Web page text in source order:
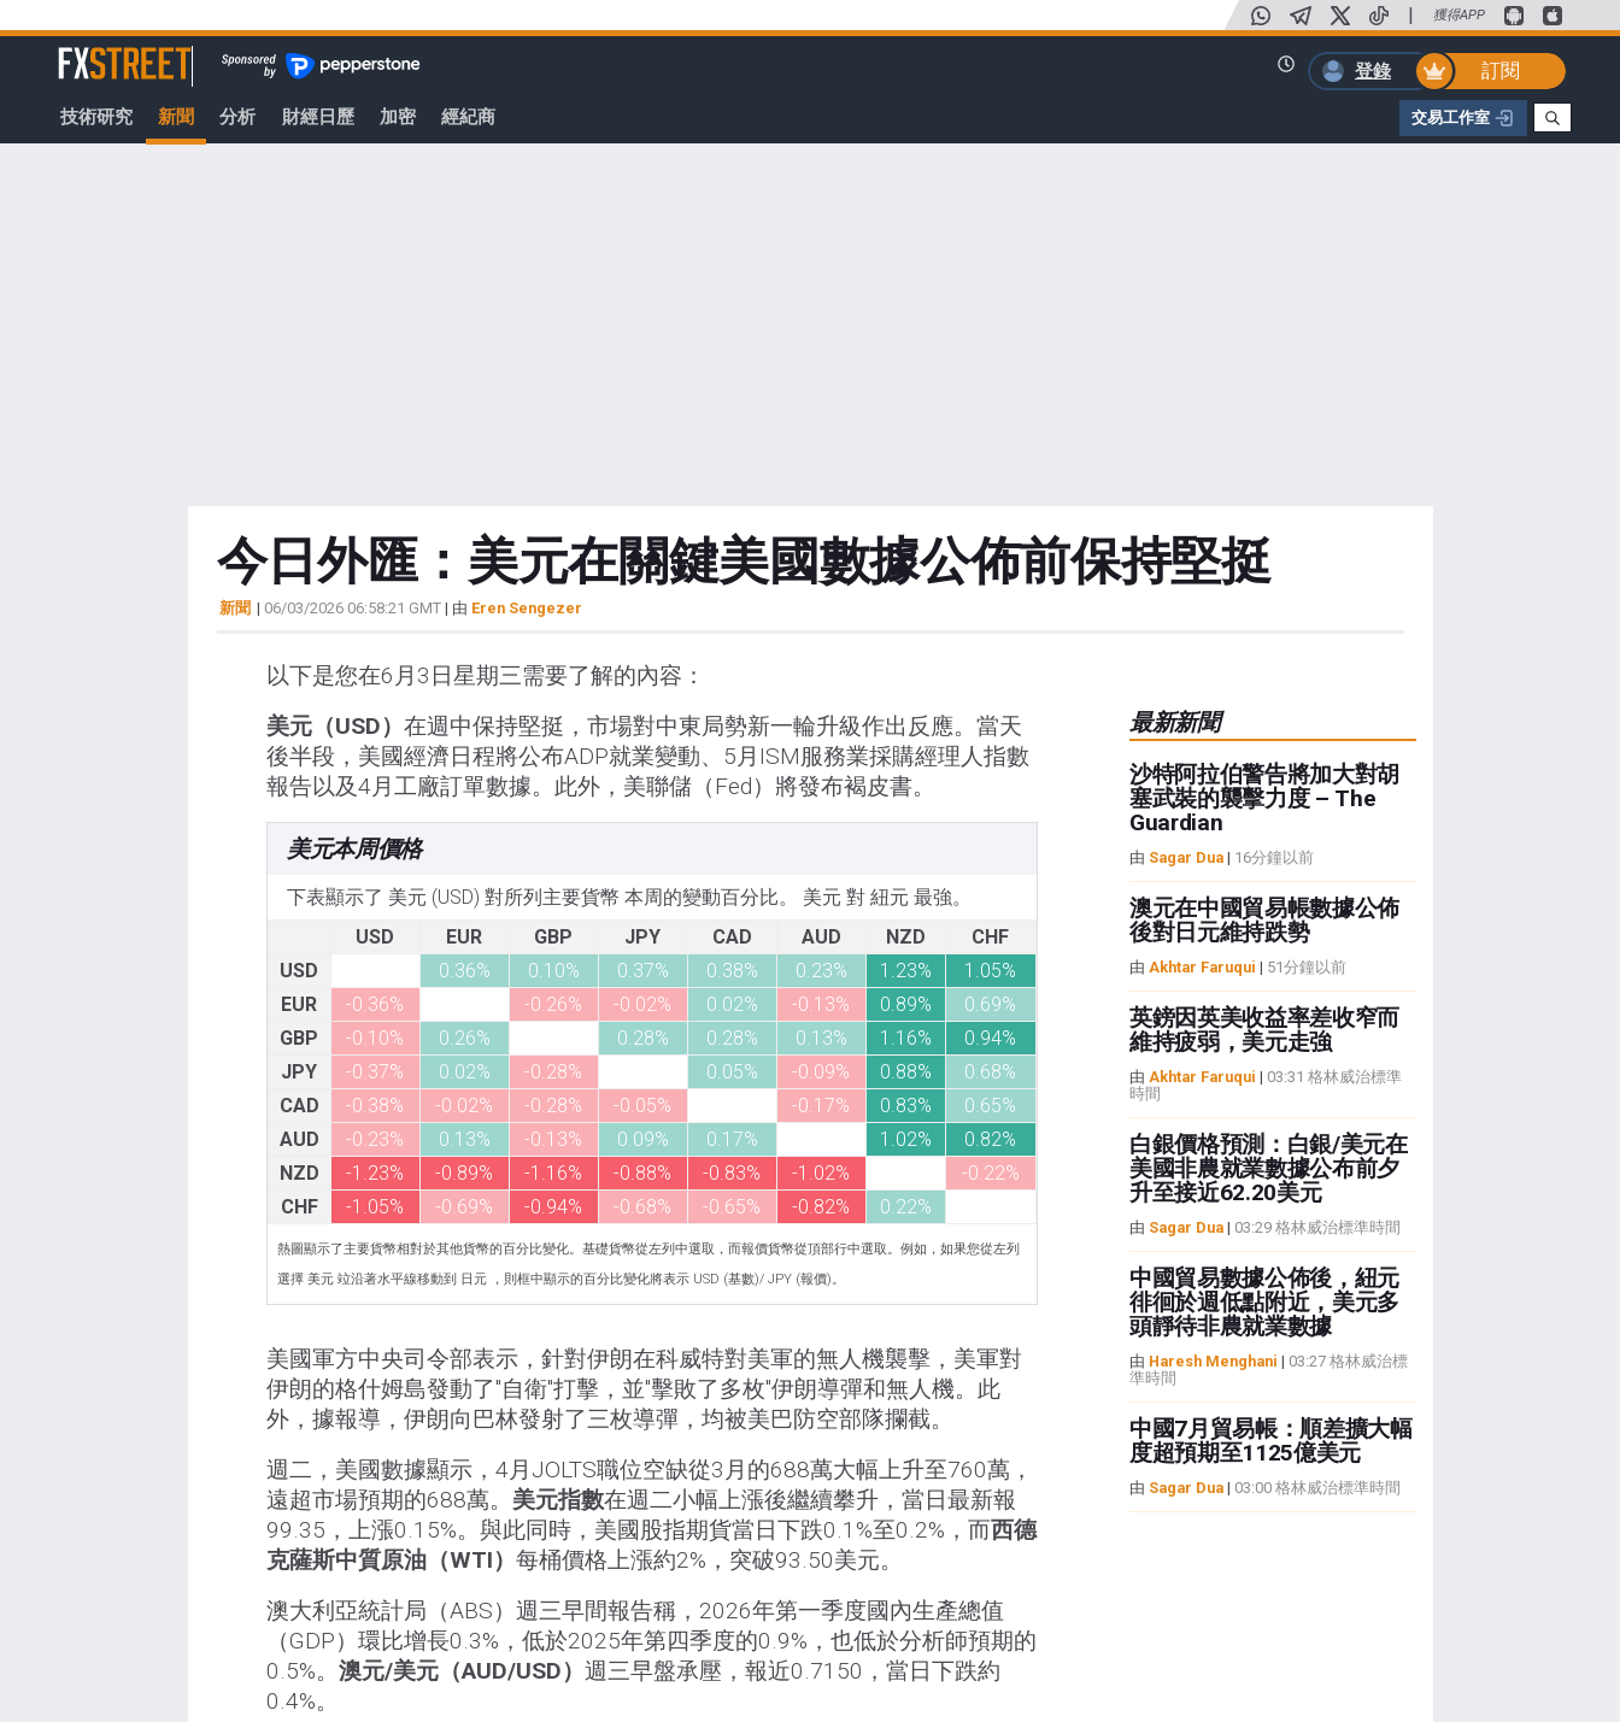
至
容
| 獲得APP
FXStreet
登錄
訂閱
技術研究 新聞 分析 財經日歷 加密 經紀商 交易工作室
今日外匯：美元在關鍵美國數據公佈前保持堅挺
新聞 | 06/03/2026 06:58:21 GMT| 由 Eren Sengezer
以下是您在6月3日星期三需要了解的內容：
美元（USD） 在週中保持堅挺，市場對中東局勢新一輪升級作出反應。當天
後半段，美國經濟日程將公布ADP就業變動、5月ISM服務業採購經理人指數
報告以及4月工廠訂單數據。此外，美聯儲（Fed）將發布褐皮書。
美元本周價格
下表顯示了 美元 (USD) 對所列主要貨幣 本周的變動百分比。 美元 對 紐元 最強。
USD
EUR GBP JPY CAD AUD NZD
CHF
USD
0.36% 0.10% 0.37% 0.38% 0.23% 1.23%
1.05%
EUR
-0.36% -0.26% -0.02% 0.02% -0.13% 0.89%
0.69%
GBP
-0.10% 0.26% 0.28% 0.28% 0.13% 1.16%
0.94%
JPY
-0.37% 0.02% -0.28% 0.05% -0.09% 0.88%
0.68%
CAD
-0.38% -0.02% -0.28% -0.05% -0.17% 0.83%
0.65%
AUD
-0.23% 0.13% -0.13% 0.09% 0.17% 1.02%
0.82%
NZD
-1.23% -0.89% -1.16% -0.88% -0.83% -1.02%
-0.22%
CHF
-1.05% -0.69% -0.94% -0.68% -0.65% -0.82% 0.22%
熱圖顯示了主要貨幣相對於其他貨幣的百分比變化。基礎貨幣從左列中選取，而報價貨幣從頂部行中選取。例如，如果您從左列
選擇 美元 竝沿著水平線移動到 日元 ，則框中顯示的百分比變化將表示 USD (基數)/ JPY (報價)。
美國軍方中央司令部表示，針對伊朗在科威特對美軍的無人機襲擊，美軍對
伊朗的格什姆島發動了"自衛"打擊，並"擊敗了多枚"伊朗導彈和無人機。此
外，據報導，伊朗向巴林發射了三枚導彈，均被美巴防空部隊攔截。
週二，美國數據顯示，4月JOLTS職位空缺從3月的688萬大幅上升至760萬，
遠超市場預期的688萬。 美元指數在週二小幅上漲後繼續攀升，當日最新報
99.35，上漲0.15%。與此同時，美國股指期貨當日下跌0.1%至0.2%，而西德
克薩斯中質原油（WTI） 每桶價格上漲約2%，突破93.50美元。
澳大利亞統計局（ABS）週三早間報告稱，2026年第一季度國內生產總值
（GDP）環比增長0.3%，低於2025年第四季度的0.9%，也低於分析師預期的
0.5%。 澳元/美元（AUD/USD） 週三早盤承壓，報近0.7150，當日下跌約
0.4%。
最新新聞
沙特阿拉伯警告將加大對胡
塞武裝的襲擊力度 – The
Guardian
由 Sagar Dua| 16分鐘以前
澳元在中國貿易帳數據公佈
後對日元維持跌勢
由 Akhtar Faruqui | 51分鐘以前
英鎊因英美收益率差收窄而
維持疲弱，美元走強
由 Akhtar Faruqui | 03:31 格林威治標準
時間
白銀價格預測：白銀/美元在
美國非農就業數據公布前夕
升至接近62.20美元
由 Sagar Dua| 03:29 格林威治標準時間
中國貿易數據公佈後，紐元
徘徊於週低點附近，美元多
頭靜待非農就業數據
由 Haresh Menghani | 03:27 格林威治標
準時間
中國7月貿易帳：順差擴大幅
度超預期至1125億美元
由 Sagar Dua| 03:00 格林威治標準時間